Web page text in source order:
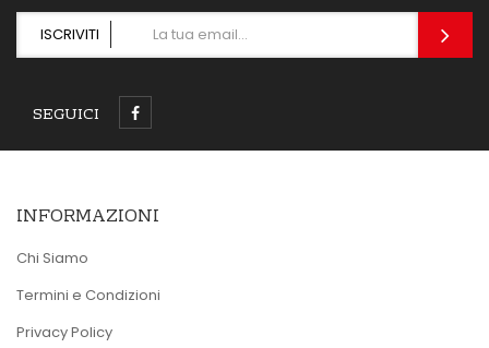
ISCRIVITI
SEGUICI
INFORMAZIONI
Chi Siamo
Termini e Condizioni
Privacy Policy